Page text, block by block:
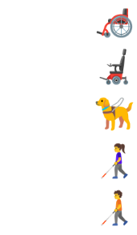
🦽
🦼
🦮
👩‍🦯
🧑‍🦯